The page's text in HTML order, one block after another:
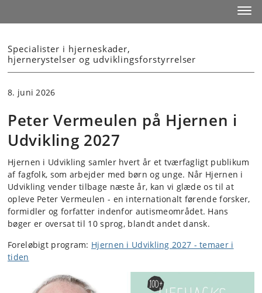
Specialister i hjerneskader,
hjernerystelser og udviklingsforstyrrelser
8. juni 2026
Peter Vermeulen på Hjernen i
Udvikling 2027
Hjernen i Udvikling samler hvert år et tværfagligt publikum
af fagfolk, som arbejder med børn og unge. Når Hjernen i
Udvikling vender tilbage næste år, kan vi glæde os til at
opleve Peter Vermeulen - en internationalt førende forsker,
formidler og forfatter indenfor autismeområdet. Hans
bøger er oversat til 10 sprog, blandt andet dansk.
Foreløbigt program: Hjernen i Udvikling 2027 - temaer i
tiden